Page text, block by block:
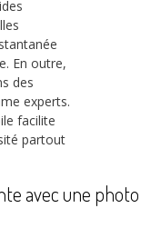
En outre,
des
experts.
facilite
partout
avec une photo